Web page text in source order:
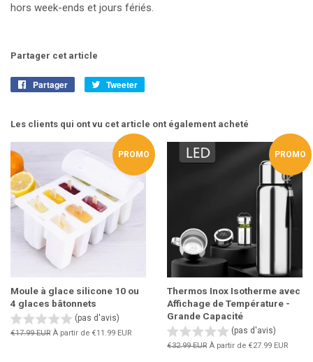
hors week-ends et jours fériés.
Partager cet article
Partager
PartagerTweeter
Les clients qui ont vu cet article ont également acheté
PROMO
Moule à glace silicone 10 ou
4 glaces bâtonnets
(pas d'avis)
Prix
€17.99 EUR À partir de €11.99 EUR
PROMO
Thermos Inox Isotherme avec
Affichage de Température -
Grande Capacité
(pas d'avis)
Prix
€32.99 EUR À partir de €27.99 EUR